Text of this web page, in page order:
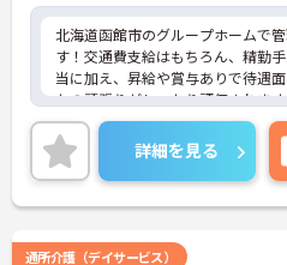
北海道函館市のグループホームで
す！交通費支給はもちろん、精勤
当に加え、昇給や賞与ありで待遇
たの頑張りがしっかり評価されま
方は面接ポイントをお伝えします
相談ください！詳細を見る
通所介護（デイサービス）